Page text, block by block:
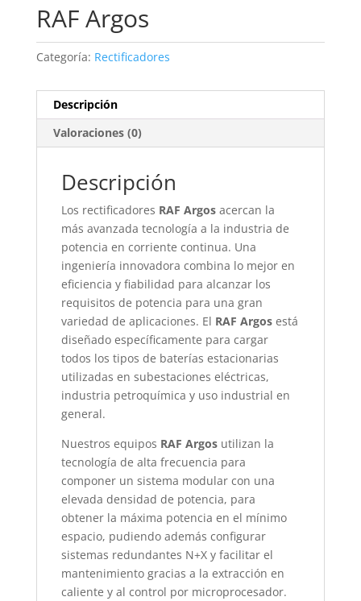
RAF Argos
Categoría: Rectificadores
Descripción
Valoraciones (0)
Descripción
Los rectificadores RAF Argosacercan la
más avanzada tecnología a la industria de
potencia en corriente continua. Una
ingeniería innovadora combina lo mejor en
eficiencia y fiabilidad para alcanzar los
requisitos de potencia para una gran
variedad de aplicaciones. El RAF Argosestá
diseñado específicamente para cargar
todos los tipos de baterías estacionarias
utilizadas en subestaciones eléctricas,
industria petroquímica y uso industrial en
general.
Nuestros equipos RAF Argosutilizan la
tecnología de alta frecuencia para
componer un sistema modular con una
elevada densidad de potencia, para
obtener la máxima potencia en el mínimo
espacio, pudiendo además configurar
sistemas redundantes N+X y facilitar el
mantenimiento gracias a la extracción en
caliente y al control por microprocesador.